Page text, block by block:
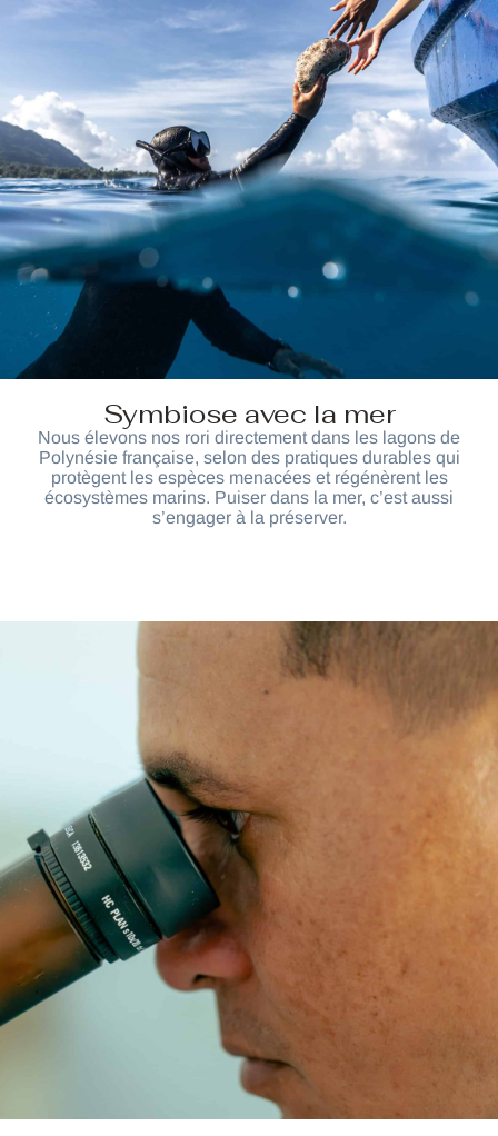
Symbiose avec la mer
Nous élevons nos rori directement dans les lagons de
Polynésie française, selon des pratiques durables qui
protègent les espèces menacées et régénèrent les
écosystèmes marins. Puiser dans la mer, c’est aussi
s’engager à la préserver.